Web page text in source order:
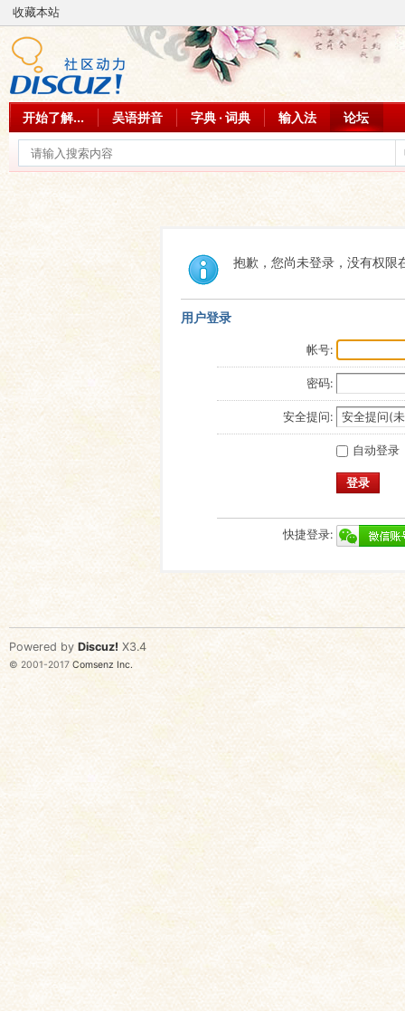
收藏本站
开始了解... 吴语拼音 字典 · 词典 输入法 论坛
抱歉，您尚未登录，没有权限
用户登录
帐号:
密码:
安全提问:
自动登录
登录
快捷登录:
Powered by Discuz! X3.4
© 2001-2017 Comsenz Inc.